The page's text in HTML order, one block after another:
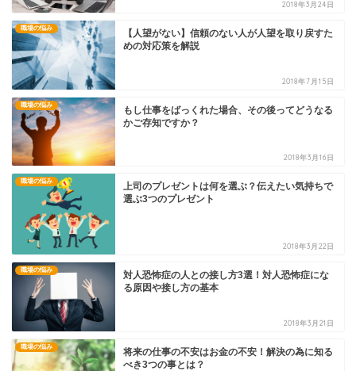
2018年3月24日
職場の悩み
【人望がない】信頼のない人が人望を取り戻すた
めの対応策を解説
2018年7月15日
職場の悩み
もし仕事をばっくれた場合、その後ってどうなる
かご存知ですか？
2018年3月16日
職場の悩み
上司のプレゼントは何を選ぶ？伝えたい気持ちで
選ぶ3つのプレゼント
2018年3月22日
職場の悩み
対人恐怖症の人との接し方3選！対人恐怖症にな
る原因や接し方の基本
2018年3月21日
職場の悩み
将来の仕事の不安はお金の不安！解決の為に知る
べき3つの事とは？